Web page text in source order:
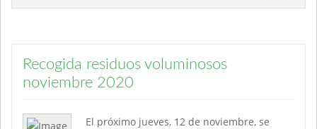
Recogida residuos voluminosos
noviembre 2020
El próximo jueves, 12 de noviembre, se